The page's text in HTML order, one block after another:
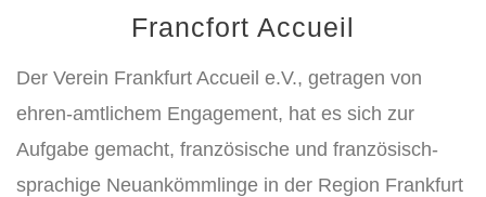
Francfort Accueil
Der Verein Frankfurt Accueil e.V., getragen von
ehren-amtlichem Engagement, hat es sich zur
Aufgabe gemacht, französische und französisch-
sprachige Neuankömmlinge in der Region Frankfurt